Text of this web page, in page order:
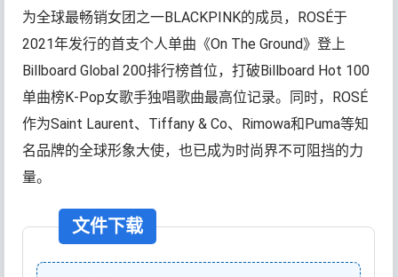
为全球最畅销女团之一BLACKPINK的成员，ROSÉ于
2021年发行的首支个人单曲《On The Ground》登上
Billboard Global 200排行榜首位，打破Billboard Hot 100
单曲榜K-Pop女歌手独唱歌曲最高位记录。同时，ROSÉ
作为Saint Laurent、Tiffany & Co、Rimowa和Puma等知
名品牌的全球形象大使，也已成为时尚界不可阻挡的力
量。
文件下载